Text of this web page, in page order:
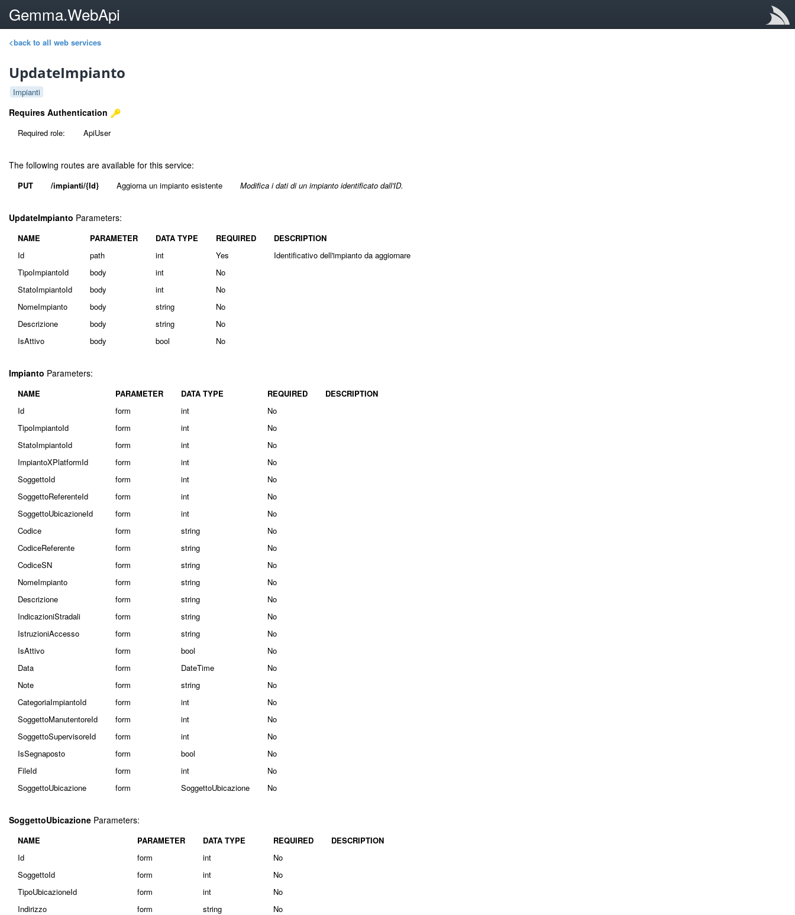
Gemma.WebApi
<back to all web services
UpdateImpianto
Impianti
Requires Authentication
Required role: ApiUser
The following routes are available for this service:
PUT /impianti/{Id} Aggiorna un impianto esistente Modifica i dati di un impianto identificato dall'ID.
UpdateImpianto Parameters:
NAME PARAMETER DATA TYPE REQUIRED
DESCRIPTION
Id
path int Yes
Identificativo dell'impianto da aggiornare
TipoImpiantoId
body int
No
StatoImpiantoId
body int
No
NomeImpianto
body string
No
Descrizione
body string
No
IsAttivo
body bool No
Impianto Parameters:
NAME PARAMETER DATA TYPE REQUIRED
DESCRIPTION
Id
form int
No
TipoImpiantoId
form int
No
StatoImpiantoId
form int
No
ImpiantoXPlatformId
form int
No
SoggettoId
form int
No
SoggettoReferenteId
form int
No
SoggettoUbicazioneId
form int
No
Codice
form string
No
CodiceReferente
form string
No
CodiceSN
form string
No
NomeImpianto
form string
No
Descrizione
form string
No
IndicazioniStradali
form string
No
IstruzioniAccesso
form string
No
IsAttivo
form bool
No
Data
form DateTime
No
Note
form string
No
CategoriaImpiantoId
form int
No
SoggettoManutentoreId
form int
No
SoggettoSupervisoreId
form int
No
IsSegnaposto
form bool
No
FileId
form int
No
SoggettoUbicazione
form SoggettoUbicazione No
SoggettoUbicazione Parameters:
NAME PARAMETER DATA TYPE REQUIRED
DESCRIPTION
Id
form int
No
SoggettoId
form int
No
TipoUbicazioneId
form int
No
Indirizzo
form string
No